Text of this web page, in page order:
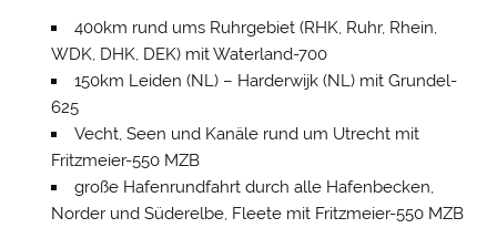
400km rund ums Ruhrgebiet (RHK, Ruhr, Rhein,
WDK, DHK, DEK) mit Waterland-700
150km Leiden (NL) – Harderwijk (NL) mit Grundel-
625
Vecht, Seen und Kanäle rund um Utrecht mit
Fritzmeier-550 MZB
große Hafenrundfahrt durch alle Hafenbecken,
Norder und Süderelbe, Fleete mit Fritzmeier-550 MZB